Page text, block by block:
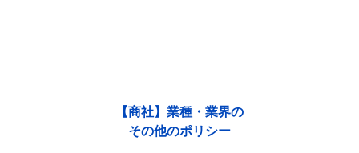
【商社】業種・業界の
その他のポリシー